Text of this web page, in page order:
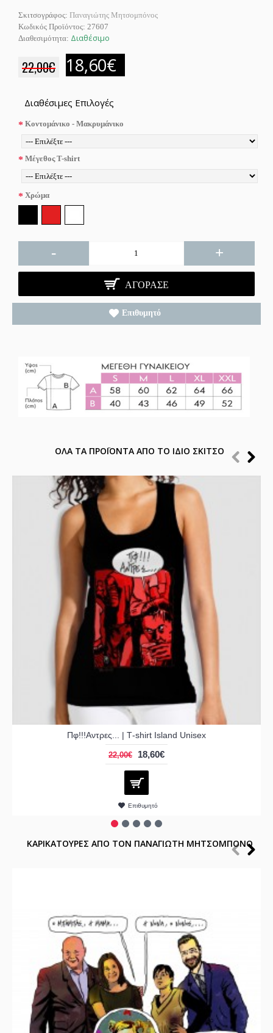
Σκιτσογράφος: Παναγιώτης Μητσομπόνος
Κωδικός Προϊόντος: 27607
Διαθεσιμότητα: Διαθέσιμο
22,00€ 18,60€
Διαθέσιμες Επιλογές
Κοντομάνικο - Μακρυμάνικο
Μέγεθος T-shirt
Χρώμα
- +
ΑΓΌΡΑΣΕ
Επιθυμητό
ΟΛΑ ΤΑ ΠΡΟΪΟΝΤΑ ΑΠΟ ΤΟ ΙΔΙΟ ΣΚΙΤΣΟ
Πφ!!!Αντρες... | Τ-shirt Island Unisex
22,00€ 18,60€
Επιθυμητό
ΚΑΡΙΚΑΤΟΥΡΕΣ ΑΠΟ ΤΟΝ ΠΑΝΑΓΙΩΤΗ ΜΗΤΣΟΜΠΟΝΟ